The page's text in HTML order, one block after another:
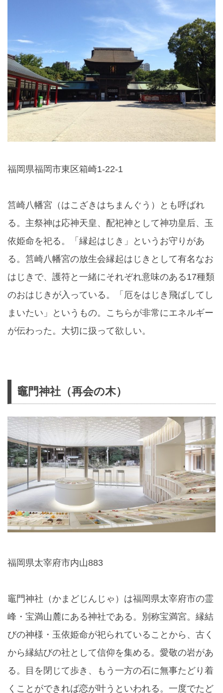
福岡県福岡市東区箱崎1-22-1
筥崎八幡宮（はこざきはちまんぐう）とも呼ばれ
る。主祭神は応神天皇、配祀神として神功皇后、玉
依姫命を祀る。「縁起はじき」というお守りがあ
る。筥崎八幡宮の放生会縁起はじきとして有名なお
はじきで、護符と一緒にそれぞれ意味のある17種類
のおはじきが入っている。「厄をはじき飛ばしてし
まいたい」というもの。こちらが非常にエネルギー
が伝わった。大切に扱って欲しい。
竈門神社（再会の木）
福岡県太宰府市内山883
竈門神社（かまどじんじゃ）は福岡県太宰府市の霊
峰・宝満山麓にある神社である。別称宝満宮。縁結
びの神様・玉依姫命が祀られていることから、古く
から縁結びの社として信仰を集める。愛敬の岩があ
る。目を閉じて歩き、もう一方の石に無事たどり着
くことができれば恋が叶うといわれる。一度でたど